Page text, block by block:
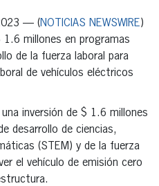
— (NOTICIAS NEWSWIRE)
millones en programas
de la fuerza laboral para
de vehículos eléctricos
inversión de $ 1.6 millones
desarrollo de ciencias,
(STEM) y de la fuerza
el vehículo de emisión cero